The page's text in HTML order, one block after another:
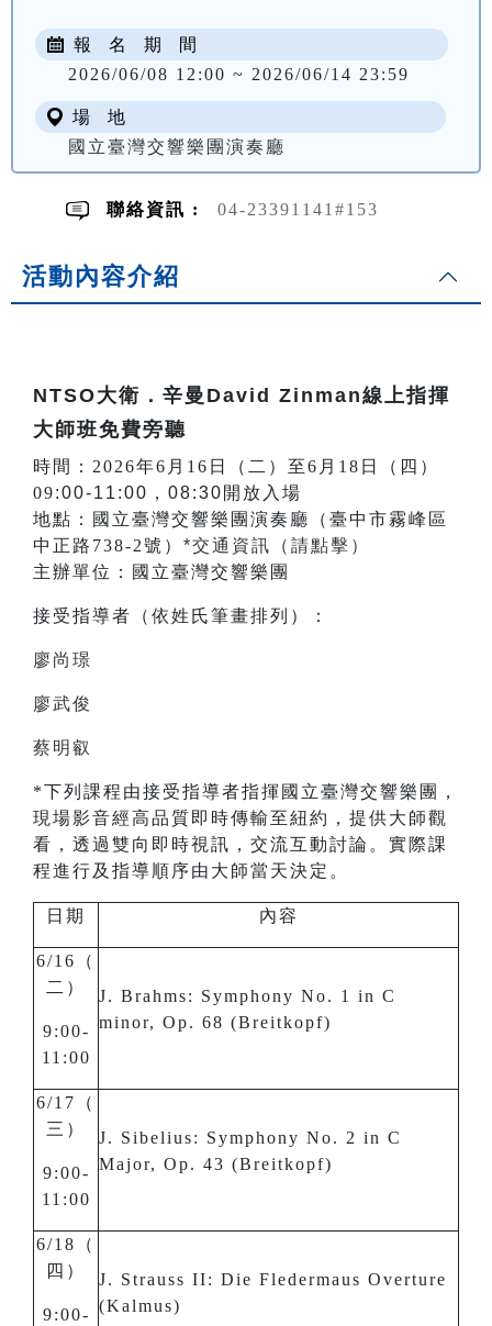
報 名 期 間
2026/06/08 12:00 ~ 2026/06/14 23:59
場 地
國立臺灣交響樂團演奏廳
聯絡資訊 : 04-23391141#153
活動內容介紹
NTSO大衛．辛曼David Zinman線上指揮
大師班免費旁聽
時間： 2026年6月16日（二）至6月18日（四）
09:00-11:00，08:30開放入場
地點：國立臺灣交響樂團演奏廳（ 臺中市霧峰區
中正路738-2號 ） *交通資訊（請點擊）
主辦單位：國立臺灣交響樂團
接受指導者（依姓氏筆畫排列）：
廖尚璟
廖武俊
蔡明叡
*下列課程由接受指導者指揮國立臺灣交響樂團，
現場影音經高品質即時傳輸至紐約，提供大師觀
看，透過雙向即時視訊，交流互動討論。實際課
程進行及指導順序由大師當天決定。
日期 內容
6/16（
二）
9:00-
11:00
J. Brahms: Symphony No. 1 in C
minor, Op. 68 (Breitkopf)
6/17（
三）
9:00-
11:00
J. Sibelius: Symphony No. 2 in C
Major, Op. 43 (Breitkopf)
6/18（
四）
9:00-
J. Strauss II: Die Fledermaus Overture
(Kalmus)